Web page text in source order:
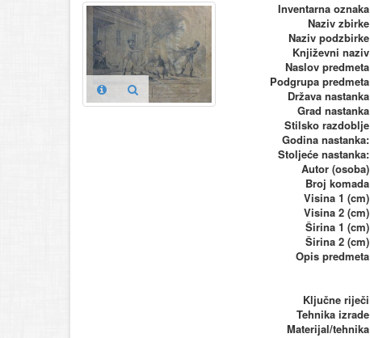
Inventarna oznaka
Naziv zbirke
Naziv podzbirke
Književni naziv
Naslov predmeta
Podgrupa predmeta
Država nastanka
Grad nastanka
Stilsko razdoblje
Godina nastanka:
Stoljeće nastanka:
Autor (osoba)
Broj komada
Visina 1 (cm)
Visina 2 (cm)
Širina 1 (cm)
Širina 2 (cm)
Opis predmeta
Ključne riječi
Tehnika izrade
Materijal/tehnika